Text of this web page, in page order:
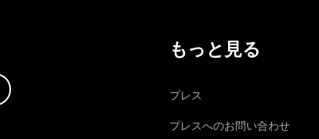
もっと見る
プレス
プレスへのお問い合わせ